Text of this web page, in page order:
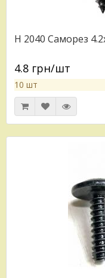
H 2040 Саморез
4.8 грн/шт
10 шт